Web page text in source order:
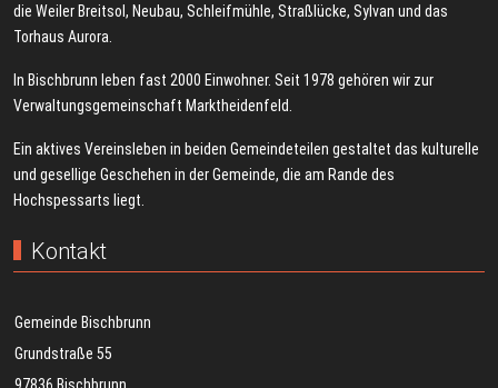
die Weiler Breitsol, Neubau, Schleifmühle, Straßlücke, Sylvan und das
Torhaus Aurora.
In Bischbrunn leben fast 2000 Einwohner. Seit 1978 gehören wir zur
Verwaltungsgemeinschaft Marktheidenfeld.
Ein aktives Vereinsleben in beiden Gemeindeteilen gestaltet das kulturelle
und gesellige Geschehen in der Gemeinde, die am Rande des
Hochspessarts liegt.
Kontakt
Gemeinde Bischbrunn
Grundstraße 55
97836 Bischbrunn